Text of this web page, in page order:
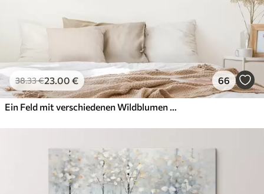
38.33€23.00 € 66
Ein Feld mit verschiedenen Wildblumen und Pflanzen in Blau-, Weiß- und Beigetönen vor einem weichen, dunstigen Hintergrund